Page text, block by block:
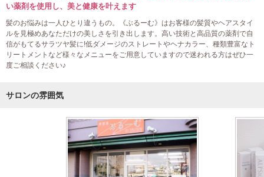
い薬剤を使用し、美と健康を叶えます
髪のお悩みは一人ひとり違うもの。《ぶるーむ》はお客様の髪質やヘアスタイ
ルを見極めあなただけの美しさを引き出します。高い技術と高品質の薬剤で自
信がもてるサラツヤ髪に!低ダメージのストレートやヘナカラー、種類豊富なト
リートメントなど様々なメニューをご用意していますので迷われる方はぜひ一
度ご相談ください♪
サロンの雰囲気